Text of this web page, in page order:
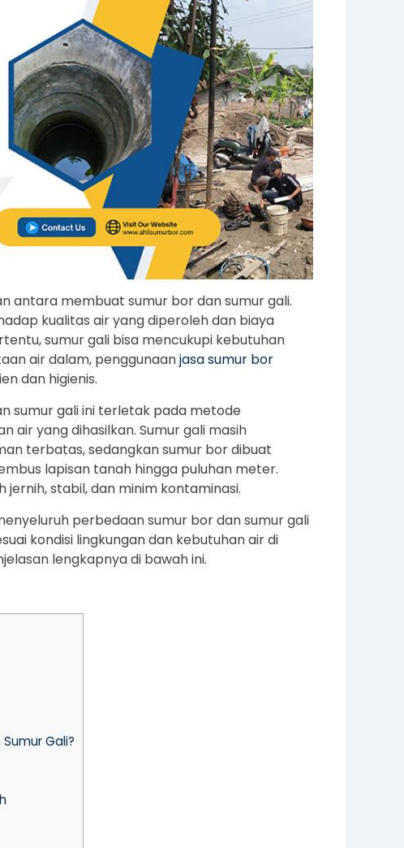
antara membuat sumur bor dan sumur gali.
kualitas air yang diperoleh dan biaya
sumur gali bisa mencukupi kebutuhan
air dalam, penggunaanjasa sumur bor
dan higienis.
sumur gali ini terletak pada metode
air yang dihasilkan. Sumur gali masih
terbatas, sedangkan sumur bor dibuat
lapisan tanah hingga puluhan meter.
stabil, dan minim kontaminasi.
perbedaan sumur bor dan sumur gali
kondisi lingkungan dan kebutuhan air di
lengkapnya di bawah ini.
Gali?